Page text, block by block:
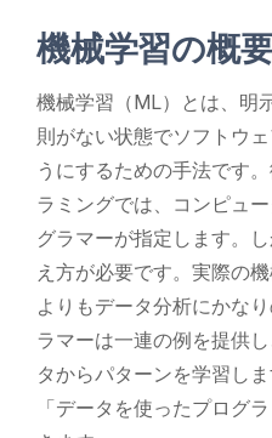
機械学習の概
機械学習（ML）とは、明
則がない状態でソフトウ
うにするための手法です
ラミングでは、コンピュ
グラマーが指定します。
え方が必要です。実際の
よりもデータ分析にかな
ラマーは一連の例を提供
タからパターンを学習し
「データを使ったプログ